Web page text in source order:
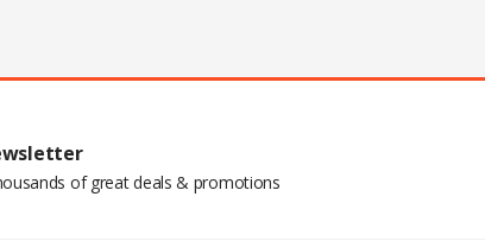
of great deals & promotions